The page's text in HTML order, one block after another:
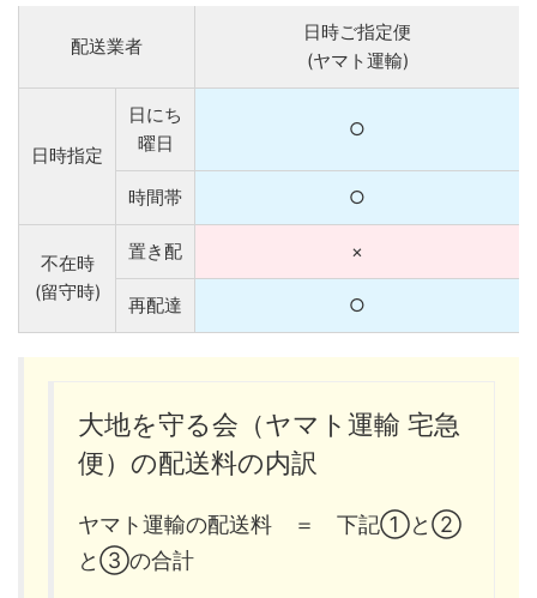
配送業者
日時ご指定便
(ヤマト運輸)
日時指定
日にち
曜日
○
時間帯 ○
不在時
(留守時)
置き配 ×
再配達 ○
大地を守る会（ヤマト運輸 宅急
便）の配送料の内訳
ヤマト運輸の配送料 ＝ 下記①と②
と③の合計